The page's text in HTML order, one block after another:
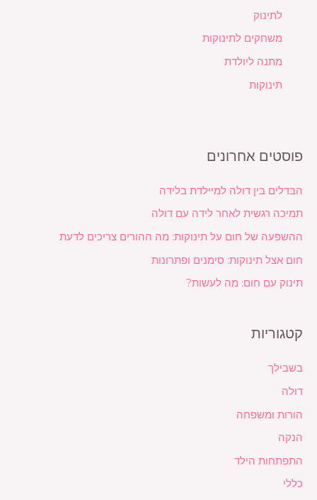
לתינוק
משחקים לתינוקות
מתנה ליולדת
תינוקות
פוסטים אחרונים
הבדלים בין דולה למיילדת בלידה
תמיכה רגשית לאחר לידה עם דולה
ההשפעה של חום על תינוקות: מה ההורים צריכים לדעת
חום אצל תינוקות: סימנים ופתרונות
תינוק עם חום: מה לעשות?
קטגוריות
בשבילך
דולה
הורות ומשפחה
הנקה
התפתחות הילד
כללי